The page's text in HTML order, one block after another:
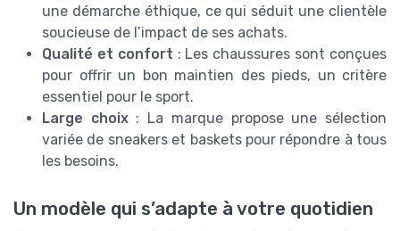
une démarche éthique, ce qui séduit une clientèle
soucieuse de l’impact de ses achats.
Qualité et confort : Les chaussures sont conçues
pour offrir un bon maintien des pieds, un critère
essentiel pour le sport.
Large choix: La marque propose une sélection
variée de sneakers et baskets pour répondre à tous
les besoins.
Un modèle qui s’adapte à votre quotidien